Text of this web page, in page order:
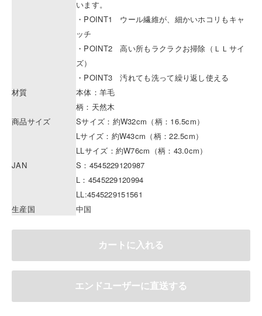
います。
・POINT1 ウール繊維が、細かいホコリもキャ
ッチ
・POINT2 高い所もラクラクお掃除（ＬＬサイ
ズ）
・POINT3 汚れても洗って繰り返し使える
材質
本体：羊毛
柄：天然木
商品サイズ
Sサイズ：約W32cm（柄：16.5cm）
Lサイズ：約W43cm（柄：22.5cm）
LLサイズ：約W76cm（柄：43.0cm）
JAN
S：4545229120987
L：4545229120994
LL:4545229151561
生産国
中国